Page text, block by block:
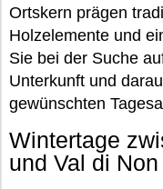
Ortskern prägen
Holzelemente und
Sie bei der Suche
Unterkunft und
gewünschten
Wintertage
und Val di Non